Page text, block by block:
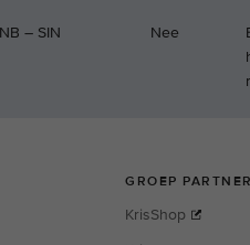
– SIN Nee